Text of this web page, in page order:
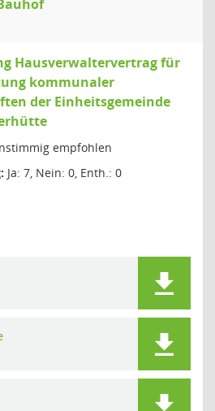
Hausverwaltervertrag für
kommunaler
der Einheitsgemeinde
empfohlen
Ja: 7, Nein: 0, Enth.: 0